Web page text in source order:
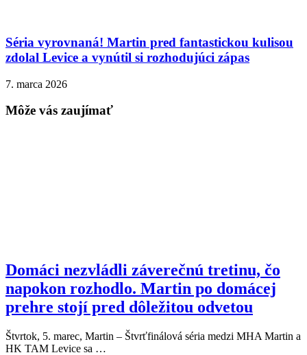
Séria vyrovnaná! Martin pred fantastickou kulisou
zdolal Levice a vynútil si rozhodujúci zápas
7. marca 2026
Môže vás zaujímať
Domáci nezvládli záverečnú tretinu, čo
napokon rozhodlo. Martin po domácej
prehre stojí pred dôležitou odvetou
Štvrtok, 5. marec, Martin – Štvrťfinálová séria medzi MHA Martin a
HK TAM Levice sa …